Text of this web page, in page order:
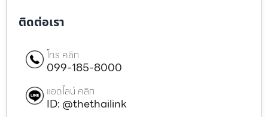
ติดต่อเรา
โทร คลิก
099-185-8000
แอดไลน์ คลิก
ID: @thethailink